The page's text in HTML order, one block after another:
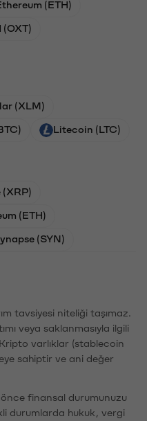
(ETH)
(XLM)
Litecoin (LTC)
(XRP)
(ETH)
(SYN)
tavsiyesi niteliği taşımaz.
veya saklanmasıyla ilgili
varlıklar (stablecoin
sahiptir ve ani değer
finansal durumunuzu
durumlarda hukuk, vergi